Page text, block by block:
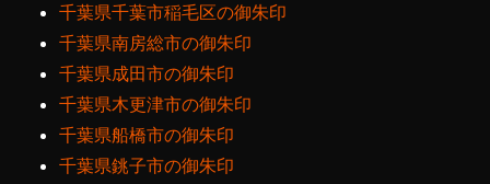
千葉県千葉市稲毛区の御朱印
千葉県南房総市の御朱印
千葉県成田市の御朱印
千葉県木更津市の御朱印
千葉県船橋市の御朱印
千葉県銚子市の御朱印